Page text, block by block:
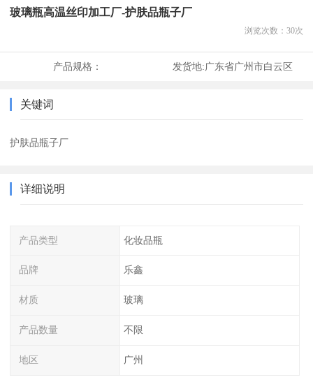
玻璃瓶高温丝印加工厂-护肤品瓶子厂
浏览次数： 30次
产品规格： 发货地:广东省广州市白云区
关键词
护肤品瓶子厂
详细说明
产品类型 化妆品瓶
品牌 乐鑫
材质 玻璃
产品数量 不限
地区 广州